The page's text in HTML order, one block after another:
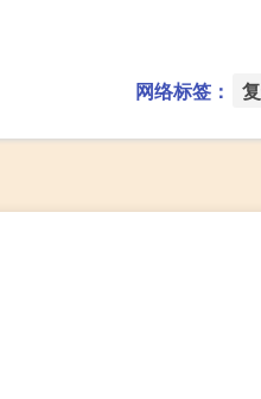
网络标签：